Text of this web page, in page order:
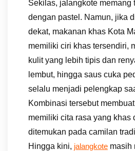
Sekilas, jalangkote memang
dengan pastel. Namun, jika
dekat, makanan khas Kota
memiliki ciri khas tersendiri,
kulit yang lebih tipis dan
lembut, hingga saus cuka
selalu menjadi pelengkap
Kombinasi tersebut
memiliki cita rasa yang khas
ditemukan pada camilan
Hingga kini, jalangkote masih